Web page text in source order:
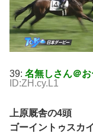
39: 名無しさん＠
ID:ZH.cy.L1
上原厩舎の4頭
ゴーイントゥスカ